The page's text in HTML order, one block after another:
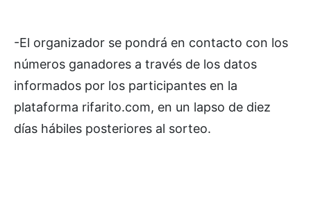
-El organizador se pondrá en contacto con los
números ganadores a través de los datos
informados por los participantes en la
plataforma rifarito.com, en un lapso de diez
días hábiles posteriores al sorteo.